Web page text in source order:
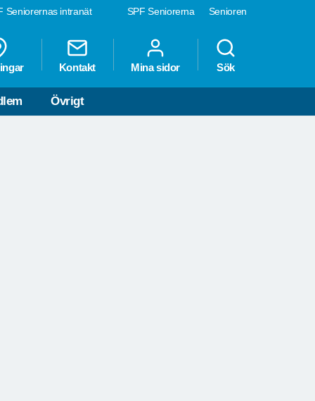
SPF Seniorerna Senioren
Seniorernas intranät
Kontakt Mina sidor Sök
Övrigt